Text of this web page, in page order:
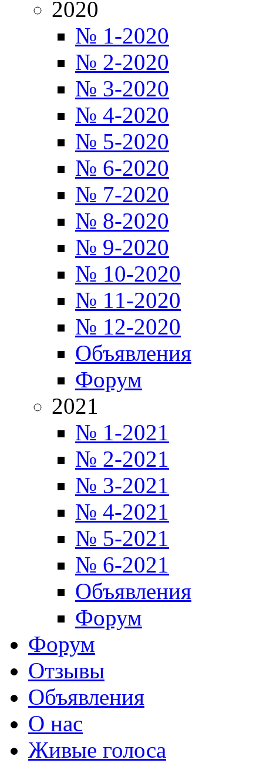
2020
№ 1-2020
№ 2-2020
№ 3-2020
№ 4-2020
№ 5-2020
№ 6-2020
№ 7-2020
№ 8-2020
№ 9-2020
№ 10-2020
№ 11-2020
№ 12-2020
Объявления
Форум
2021
№ 1-2021
№ 2-2021
№ 3-2021
№ 4-2021
№ 5-2021
№ 6-2021
Объявления
Форум
Форум
Отзывы
Объявления
О нас
Живые голоса